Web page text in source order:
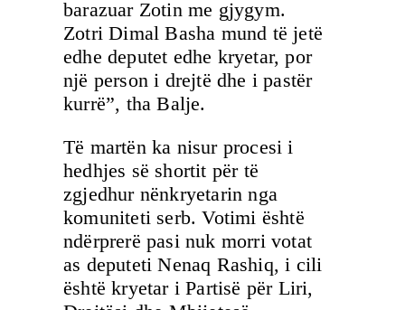
barazuar Zotin me gjygym.
Zotri Dimal Basha mund të jetë
edhe deputet edhe kryetar, por
një person i drejtë dhe i pastër
kurrë”, tha Balje.
Të martën ka nisur procesi i
hedhjes së shortit për të
zgjedhur nënkryetarin nga
komuniteti serb. Votimi është
ndërprerë pasi nuk morri votat
as deputeti Nenaq Rashiq, i cili
është kryetar i Partisë për Liri,